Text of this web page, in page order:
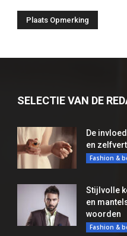
SELECTIE VAN DE
De
en
Fashion &
Stijlvolle
en
woorden
Fashion &